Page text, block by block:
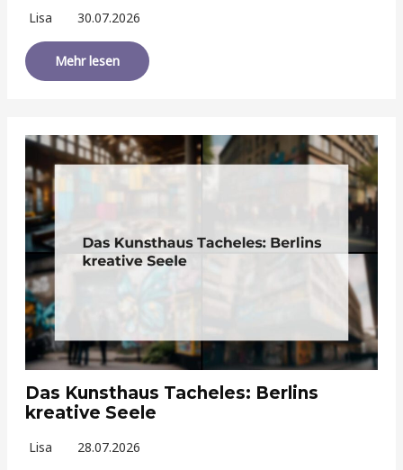
Lisa 30.07.2026
Mehr lesen
Das Kunsthaus Tacheles: Berlins
kreative Seele
Lisa 28.07.2026